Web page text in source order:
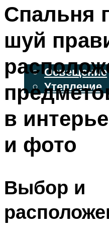
ФАСАДНЫЙ
ОСВЕЩЕНИЕ И
Освещение
Утепление
ДЕКОР
МЕНЮ
Спальня
шуй
в
и фото
Выбор и